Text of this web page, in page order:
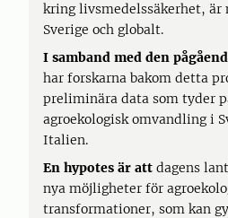
kring livsmedelssäkerhet,
Sverige och globalt.
I samband med den
har forskarna bakom detta
preliminära data som tyder
agroekologisk omvandling i
Italien.
En hypotes är att dagens
nya möjligheter för
transformationer, som kan